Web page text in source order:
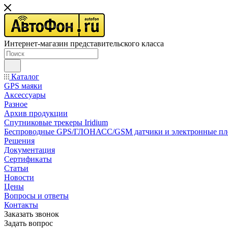
Интернет-магазин представительского класса
Каталог
GPS маяки
Аксессуары
Разное
Архив продукции
Спутниковые трекеры Iridium
Беспроводные GPS/ГЛОНАСС/GSM датчики и электронные
Решения
Документация
Сертификаты
Статьи
Новости
Цены
Вопросы и ответы
Контакты
Заказать звонок
Задать вопрос